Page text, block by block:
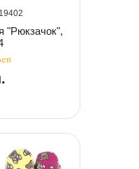
"Рюкзачок",